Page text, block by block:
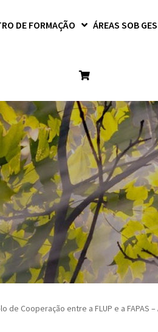
DE FORMAÇÃO ÁREAS SOB
de Cooperação entre a FLUP e a